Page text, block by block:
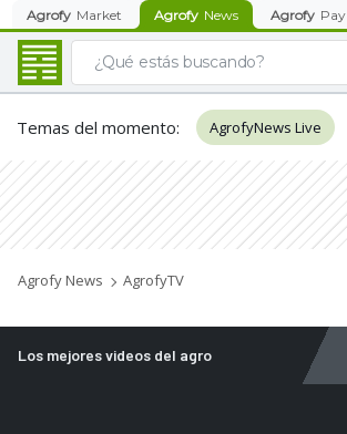
Agrofy Market Agrofy News Agrofy Pay
Temas del momento: AgrofyNews Live
Agrofy News AgrofyTV
Los mejores videos del agro